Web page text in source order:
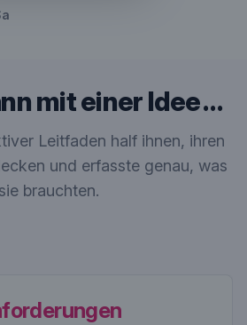
mit einer Idee …
Leitfaden half ihnen, ihren
und erfasste genau, was
sie brauchten.